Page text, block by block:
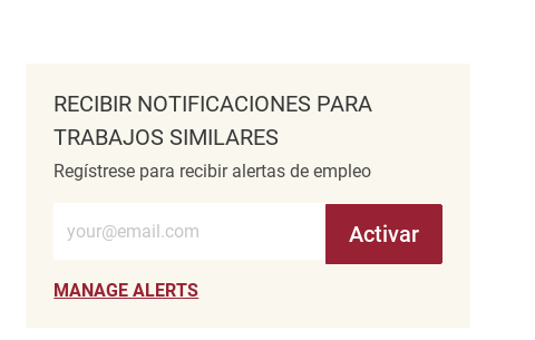
RECIBIR NOTIFICACIONES PARA
TRABAJOS SIMILARES
Regístrese para recibir alertas de empleo
Introduzca la dirección de correo electrónico (obligatorio)
Activar
MANAGE ALERTS